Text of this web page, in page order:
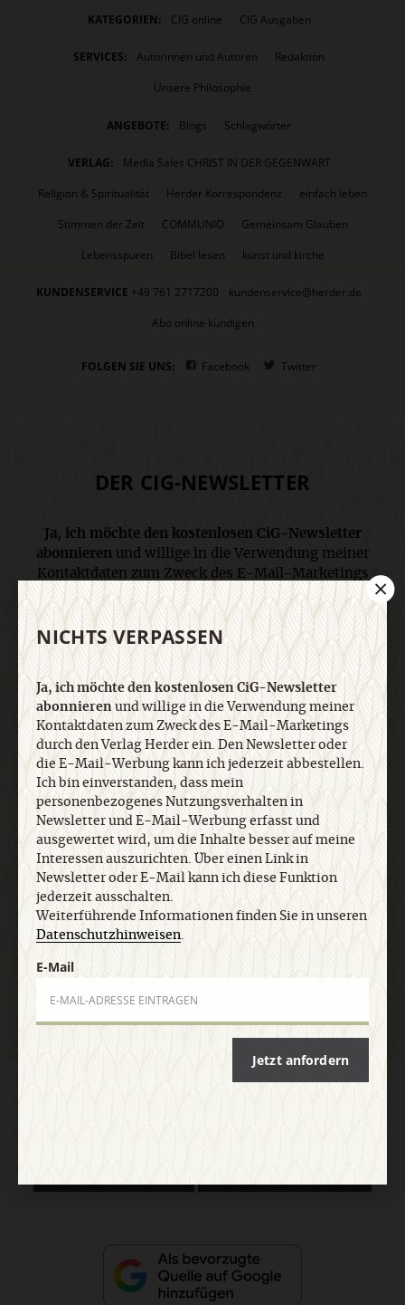
KATEGORIEN: CIG online CIG Ausgaben
SERVICES: Autorinnen und Autoren
Redaktion
Unsere Philosophie
ANGEBOTE: Blogs Schlagwörter
VERLAG:
Media Sales CHRIST IN DER GEGENWART
Religion & Spiritualität
Herder Korrespondenz
einfach leben
Stimmen der Zeit
COMMUNIO
Gemeinsam Glauben
Lebensspuren
Bibel lesen kunst und kirche
KUNDENSERVICE +49 761 2717200
kundenservice@herder.de
Abo online kündigen
FOLGEN SIE UNS: Facebook Twitter
DER CIG-NEWSLETTER
Ja, ich möchte den kostenlosen CiG-Newsletter
abonnierenund willige in die Verwendung meiner
Kontaktdaten zum Zweck des E-Mail-Marketings
durch den Verlag Herder ein. Den Newsletter oder
die E-Mail-Werbung kann ich jederzeit abbestellen.
Ich bin einverstanden, dass mein
personenbezogenes Nutzungsverhalten in
Newsletter und E-Mail-Werbung erfasst und
ausgewertet wird, um die Inhalte besser auf meine
Interessen auszurichten. Über einen Link in
Newsletter oder E-Mail kann ich diese Funktion
jederzeit ausschalten. Weiterführende
Informationen finden Sie in unseren
Datenschutzhinweisen.
E-Mail
NICHTS VERPASSEN
Ja, ich möchte den kostenlosen CiG-Newsletter
abonnierenund willige in die Verwendung meiner
Kontaktdaten zum Zweck des E-Mail-Marketings
durch den Verlag Herder ein. Den Newsletter oder
die E-Mail-Werbung kann ich jederzeit abbestellen.
Ich bin einverstanden, dass mein
personenbezogenes Nutzungsverhalten in
Newsletter und E-Mail-Werbung erfasst und
ausgewertet wird, um die Inhalte besser auf meine
Interessen auszurichten. Über einen Link in
Newsletter oder E-Mail kann ich diese Funktion
jederzeit ausschalten.
Weiterführende Informationen finden Sie in unseren
Datenschutzhinweisen.
E-Mail
Jetzt anfordern